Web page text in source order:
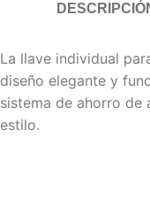
La llave individual
diseño elegante y
sistema de ahorro de
estilo.